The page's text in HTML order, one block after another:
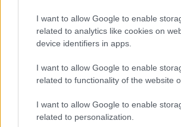
I want to allow Google to enable
related to analytics like cookies on
device identifiers in apps.
I want to allow Google to enable
related to functionality of the website
I want to allow Google to enable
related to personalization.
Nagy pénzt
vírusvadászok
Computerworld |2018 december 18. 18:45